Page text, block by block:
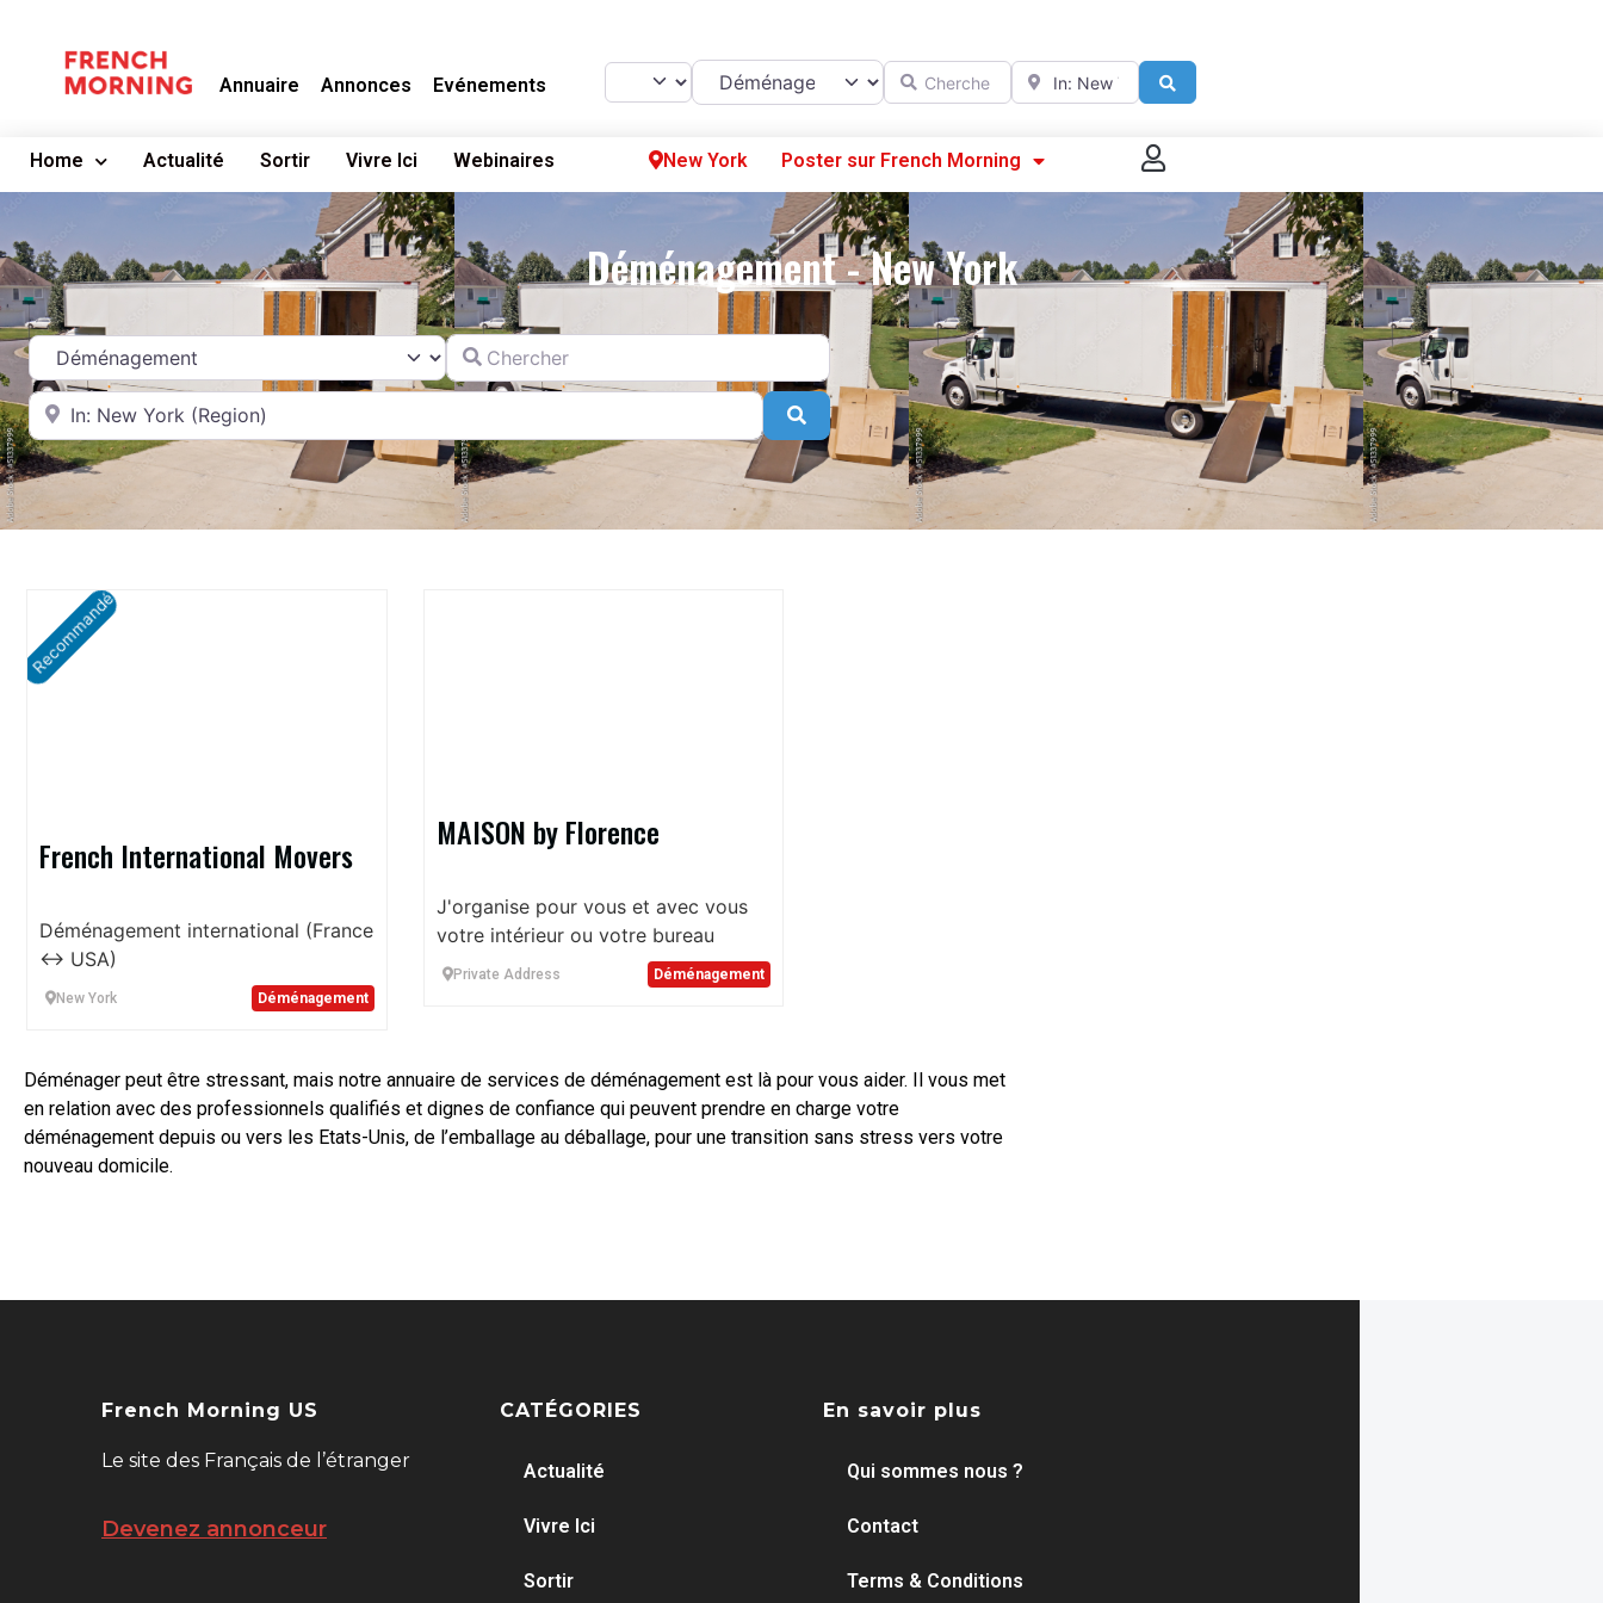
Annuaire Annonces Evénements
Select search type
Catégorie Chercher A proximité de
Home Actualité Sortir Vivre Ici Webinaires New York Poster sur French Morning
S’enregistrer
Poster sur French Morning
Déménagement - New York
Catégorie Chercher
A proximité de
Search
Recommandé
French International Movers
Déménagement international (France
↔ USA)
New York Déménagement
MAISON by Florence
J'organise pour vous et avec vous
votre intérieur ou votre bureau
Private Address Déménagement
Déménager peut être stressant, mais notre annuaire de services de déménagement est là pour vous aider. Il vous met
en relation avec des professionnels qualifiés et dignes de confiance qui peuvent prendre en charge votre
déménagement depuis ou vers les Etats-Unis, de l’emballage au déballage, pour une transition sans stress vers votre
nouveau domicile.
French Morning US
Le site des Français de l’étranger
Devenez annonceur
CATÉGORIES
Actualité
Vivre Ici
Sortir
En savoir plus
Qui sommes nous ?
Contact
Terms & Conditions